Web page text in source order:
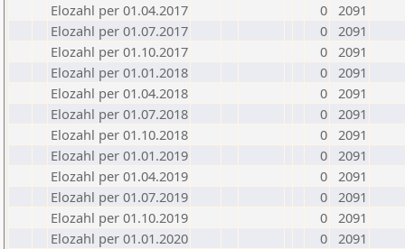
Elozahl per 01.04.2017
0 2091
Elozahl per 01.07.2017
0 2091
Elozahl per 01.10.2017
0 2091
Elozahl per 01.01.2018
0 2091
Elozahl per 01.04.2018
0 2091
Elozahl per 01.07.2018
0 2091
Elozahl per 01.10.2018
0 2091
Elozahl per 01.01.2019
0 2091
Elozahl per 01.04.2019
0 2091
Elozahl per 01.07.2019
0 2091
Elozahl per 01.10.2019
0 2091
Elozahl per 01.01.2020
0 2091